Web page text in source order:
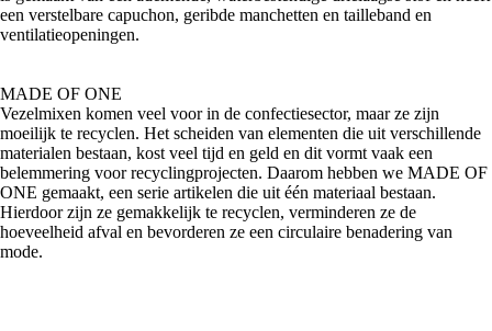
een verstelbare capuchon, geribde manchetten en tailleband en
ventilatieopeningen.
MADE OF ONE
Vezelmixen komen veel voor in de confectiesector, maar ze zijn
moeilijk te recyclen. Het scheiden van elementen die uit verschillende
materialen bestaan, kost veel tijd en geld en dit vormt vaak een
belemmering voor recyclingprojecten. Daarom hebben we MADE OF
ONE gemaakt, een serie artikelen die uit één materiaal bestaan.
Hierdoor zijn ze gemakkelijk te recyclen, verminderen ze de
hoeveelheid afval en bevorderen ze een circulaire benadering van
mode.